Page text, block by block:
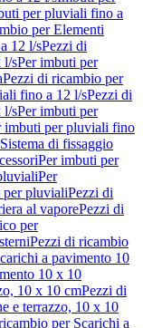
per pluviali fino a
per Elementi
12 l/sPezzi di
l/sPer imbuti per
Pezzi di ricambio per
fino a 12 l/sPezzi di
l/sPer imbuti per
imbuti per pluviali fino
Sistema di fissaggio
Per imbuti per
Per
pluvialiPezzi di
al vaporePezzi di
per
Pezzi di ricambio
a pavimento 10
10 x 10
10 x 10 cmPezzi di
e terrazzo, 10 x 10
per Scarichi a